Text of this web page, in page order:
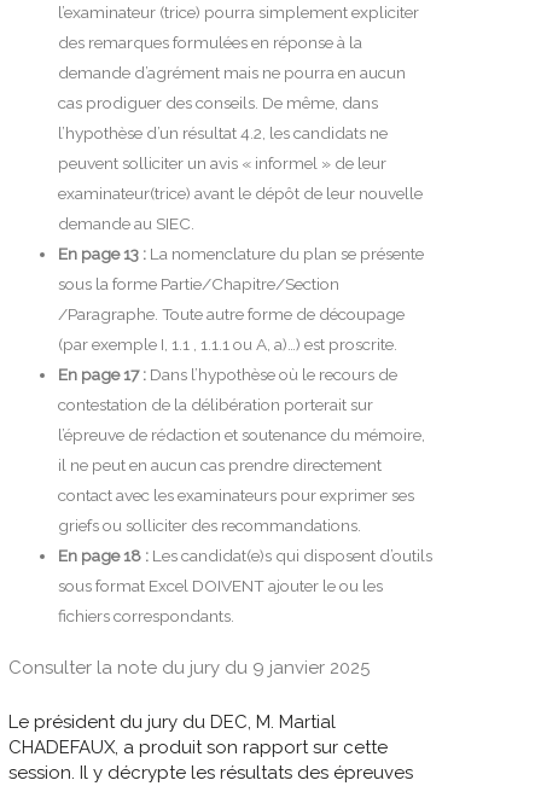
l’examinateur (trice) pourra simplement expliciter
des remarques formulées en réponse à la
demande d’agrément mais ne pourra en aucun
cas prodiguer des conseils. De même, dans
l’hypothèse d’un résultat 4.2, les candidats ne
peuvent solliciter un avis « informel » de leur
examinateur(trice) avant le dépôt de leur nouvelle
demande au SIEC.
En page 13 : La nomenclature du plan se présente
sous la forme Partie/Chapitre/Section
/Paragraphe. Toute autre forme de découpage
(par exemple I, 1.1 , 1.1.1 ou A, a)…) est proscrite.
En page 17 : Dans l’hypothèse où le recours de
contestation de la délibération porterait sur
l’épreuve de rédaction et soutenance du mémoire,
il ne peut en aucun cas prendre directement
contact avec les examinateurs pour exprimer ses
griefs ou solliciter des recommandations.
En page 18 : Les candidat(e)s qui disposent d’outils
sous format Excel DOIVENT ajouter le ou les
fichiers correspondants.
Consulter la note du jury du 9 janvier 2025
Le président du jury du DEC, M. Martial
CHADEFAUX, a produit son rapport sur cette
session. Il y décrypte les résultats des épreuves